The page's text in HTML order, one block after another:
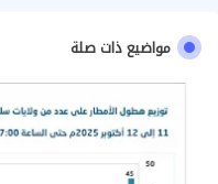
مواضيع ذات صلة